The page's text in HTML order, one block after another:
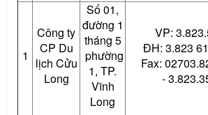
1
Công ty
CP Du
lịch Cửu
Long
Số 01,
đường 1
tháng 5
phường
1, TP.
Vĩnh
Long
VP:
ĐH: 3.823
Fax:
-